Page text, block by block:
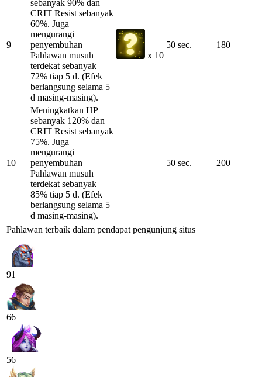
9
sebanyak 90% dan
CRIT Resist sebanyak
60%. Juga
mengurangi
penyembuhan
Pahlawan musuh
terdekat sebanyak
72% tiap 5 d. (Efek
berlangsung selama 5
d masing-masing).
x 10
50 sec. 180
10
Meningkatkan HP
sebanyak 120% dan
CRIT Resist sebanyak
75%. Juga
mengurangi
penyembuhan
Pahlawan musuh
terdekat sebanyak
85% tiap 5 d. (Efek
berlangsung selama 5
d masing-masing).
50 sec. 200
Pahlawan terbaik dalam pendapat pengunjung situs
91
66
56